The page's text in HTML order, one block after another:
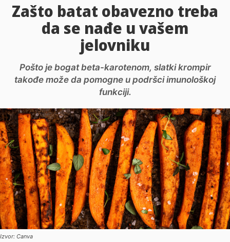
Zašto batat obavezno treba
da se nađe u vašem
jelovniku
Pošto je bogat beta-karotenom, slatki krompir
takođe može da pomogne u podršci imunološkoj
funkciji.
Izvor: Canva